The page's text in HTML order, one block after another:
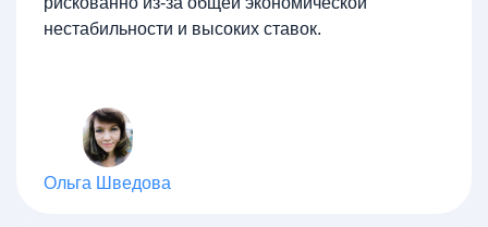
нестабильности и высоких ставок.
Ольга Шведова